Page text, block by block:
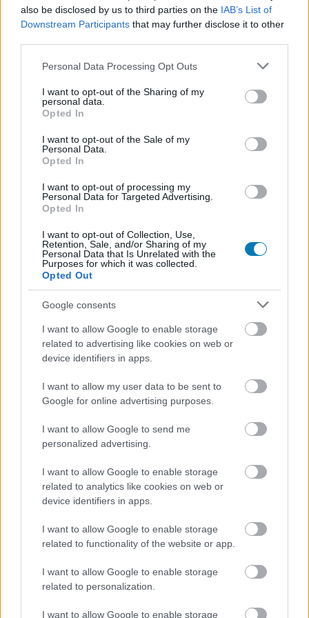
also be disclosed by us to third parties on the IAB’s List of
Downstream Participants that may further disclose it to other
Please note that this website/app uses one or more Google
not limited to your visit or usage behaviour. You may click to
grant or deny consent to Google and its third-party tags to
use your data for below specified purposes in below Google
consent section.
Personal Data Processing Opt Outs
I want to opt-out of the Sharing of my
personal data.
Opted In
I want to opt-out of the Sale of my
Personal Data.
Opted In
I want to opt-out of processing my
Personal Data for Targeted Advertising.
Opted In
I want to opt-out of Collection, Use,
Retention, Sale, and/or Sharing of my
Personal Data that Is Unrelated with the
Purposes for which it was collected.
Opted Out
Google consents
I want to allow Google to enable storage
related to advertising like cookies on web or
device identifiers in apps.
I want to allow my user data to be sent to
Google for online advertising purposes.
I want to allow Google to send me
personalized advertising.
I want to allow Google to enable storage
related to analytics like cookies on web or
device identifiers in apps.
I want to allow Google to enable storage
related to functionality of the website or app.
I want to allow Google to enable storage
related to personalization.
I want to allow Google to enable storage
játékra gyakorolt hatásaitól.
csatlóst kapsz, akiket még csak szintezni sem tudsz,
eltaposva ezzel a testreszabhatóság látszatának utolsó
maradékát is. A csatákban legalább csak egy nagy
probléma van (erre mindjárt kitérek), de azt leszámítva
kártyákon kapjuk a varázslatainkat és képességeinket,
melyeket elhasználva pörgetjük a Divine Smite-okat,
Maguk a csaták kifejezetten izzasztóak tudnak lenni, és
itt meg is látszik, hogy hol van a Resolution tervezőinek
komplex harctereket és okosan összerakott
dungeonoket építsenek, de a matekhoz már kevésbé
értenek.
A D&D-ben minden támadásnál dobnod kell egy 20
oldalú kockával, hozzá kell adnod karaktered releváns
módosítóid, és össze kell vetned az eredményt az
ellenfél védelmével, hogy megállapíthasd, eltaláltad-e azt
leegyszerűsíti három állapotra: találat, kritikus találat,
kritikusan bukás. Akik szeretik a TTRPG-k matekos
részét, azok már sejthetik, hogy mi itt a probléma.